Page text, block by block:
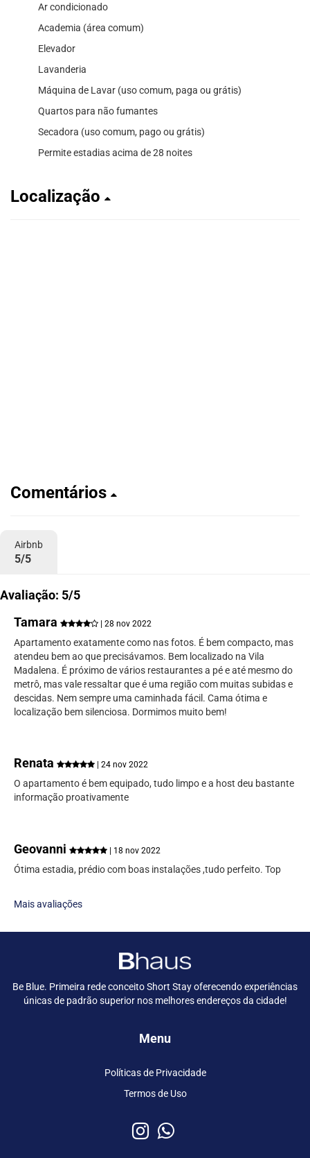
Ar condicionado
Academia (área comum)
Elevador
Lavanderia
Máquina de Lavar (uso comum, paga ou grátis)
Quartos para não fumantes
Secadora (uso comum, pago ou grátis)
Permite estadias acima de 28 noites
Localização
Comentários
Airbnb
5/5
Avaliação: 5/5
Tamara
| 28 nov 2022
Apartamento exatamente como nas fotos. É bem compacto, mas
atendeu bem ao que precisávamos. Bem localizado na Vila
Madalena. É próximo de vários restaurantes a pé e até mesmo do
metrô, mas vale ressaltar que é uma região com muitas subidas e
descidas. Nem sempre uma caminhada fácil. Cama ótima e
localização bem silenciosa. Dormimos muito bem!
Renata | 24 nov 2022
O apartamento é bem equipado, tudo limpo e a host deu bastante
informação proativamente
Geovanni | 18 nov 2022
Ótima estadia, prédio com boas instalações ,tudo perfeito. Top
Mais avaliações
Be Blue. Primeira rede conceito Short Stay oferecendo experiências
únicas de padrão superior nos melhores endereços da cidade!
Menu
Políticas de Privacidade
Termos de Uso